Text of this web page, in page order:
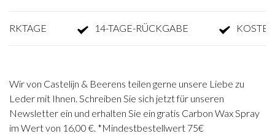
14-TAGE-RÜCKGABE
Wir von Castelijn & Beerens teilen gerne unsere Liebe zu
Leder mit Ihnen. Schreiben Sie sich jetzt für unseren
Newsletter ein und erhalten Sie ein gratis Carbon Wax Spray
im Wert von 16,00 €. *Mindestbestellwert 75€